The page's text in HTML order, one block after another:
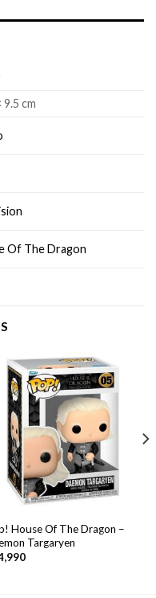
9.5 cm
Of The Dragon
House Of The Dragon –
Targaryen